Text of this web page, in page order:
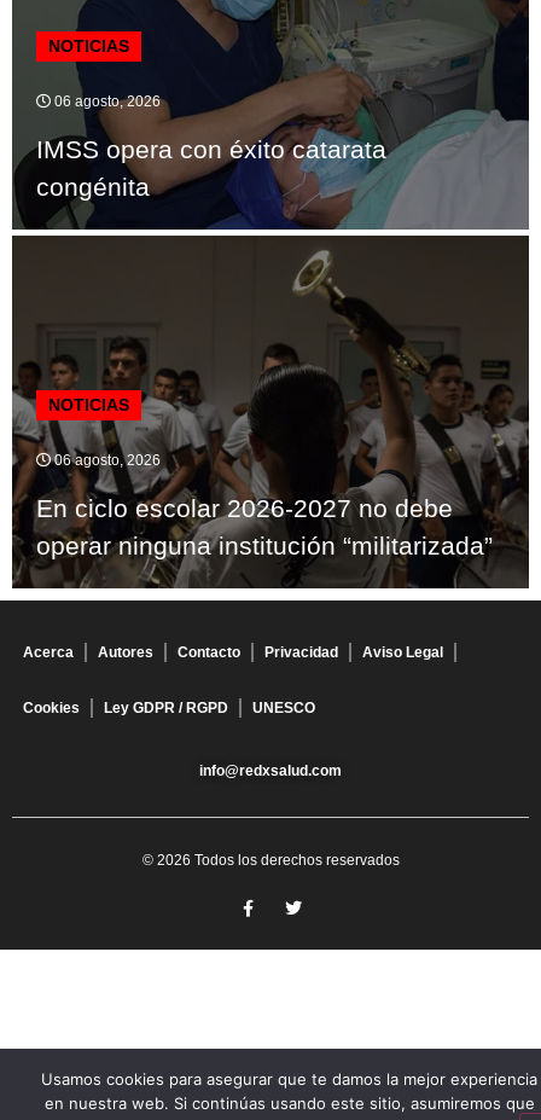
NOTICIAS
06 agosto, 2026
IMSS opera con éxito catarata
congénita
NOTICIAS
06 agosto, 2026
En ciclo escolar 2026-2027 no debe
operar ninguna institución “militarizada”
Acerca Autores Contacto Privacidad Aviso Legal
Cookies Ley GDPR / RGPD UNESCO
info@redxsalud.com
© 2026 Todos los derechos reservados
Usamos cookies para asegurar que te damos la mejor experiencia
en nuestra web. Si continúas usando este sitio, asumiremos que